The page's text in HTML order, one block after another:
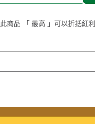
此商品 「 最高 」可以折抵紅利